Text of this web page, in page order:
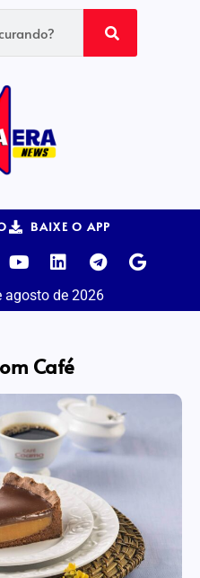
BAIXE O APP
agosto de 2026
Café